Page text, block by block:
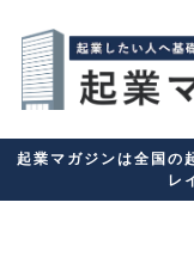
起業マガジンは全国の
レ